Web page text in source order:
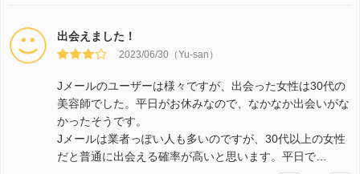
出会えました！
2023/06/30（Yu-san）
Jメールのユーザーは様々ですが、出会った女性は30代の
美容師でした。平日がお休みなので、なかなか出会いがな
かったそうです。
Jメールは業者っぽい人も多いのですが、30代以上の女性
だと普通に出会える確率が高いと思います。平日で…